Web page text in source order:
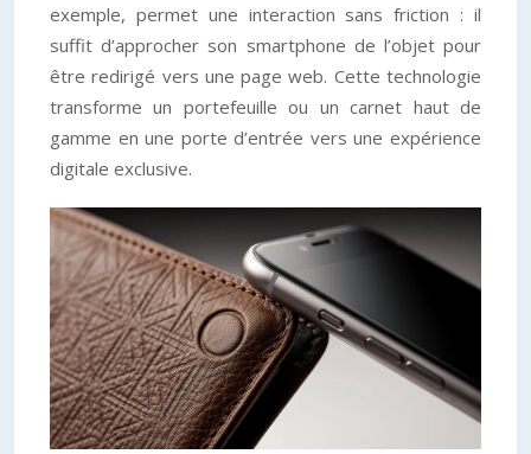
exemple, permet une interaction sans friction : il
suffit d’approcher son smartphone de l’objet pour
être redirigé vers une page web. Cette technologie
transforme un portefeuille ou un carnet haut de
gamme en une porte d’entrée vers une expérience
digitale exclusive.